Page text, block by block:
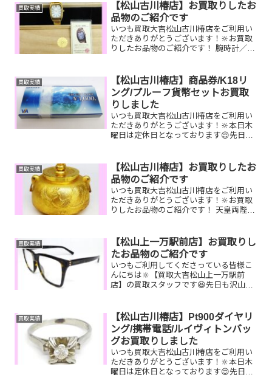
買取実績
【松山古川椿店】お買取りしたお
品物のご紹介です
いつも買取大吉松山古川椿店をご利用い
ただきありがとうございます！🔆お買取
りしたお品物のご紹介です！ 腕時計／バ
のお品物ぜひ！買取大吉松山古川椿店に
お査定させてください！...
買取実績
【松山古川椿店】商品券/K18リ
ング/プルーフ貨幣セットお買取
りしました
いつも買取大吉松山古川椿店をご利用い
ただきありがとうございます！🔆本日木
曜日は定休日となっております😌先日お
ットお家で眠っているお品物はございま
せんか？ぜひ買...
買取実績
【松山古川椿店】お買取りしたお
品物のご紹介です
いつも買取大吉松山古川椿店をご利用い
ただきありがとうございます！🔆お買取
りしたお品物のご紹介です！ 天皇両陛下
いるお品物はございませんか？そのお品
物ぜひ！買取大吉松...
買取実績
【松山上一万駅前店】お買取りし
たお品物のご紹介です
いつもご利用してくださっている皆様こ
んにちは🔆【買取大吉松山上一万駅前
店】の買取スタッフです😆先日も沢山の
ングラス／プレミア1,000円銀貨／携帯電
話しまいっ...
買取実績
【松山古川椿店】Pt900ダイヤリ
ング/携帯電話/ルイヴィトンバッ
グお買取りしました
いつも買取大吉松山古川椿店をご利用い
ただきありがとうございます！🔆本日木
曜日は定休日となっております😌先日お